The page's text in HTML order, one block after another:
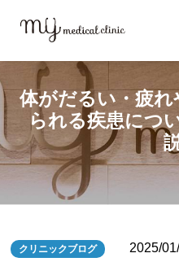
考えられる疾患について医師が詳しく
体がだるい・疲れ
られる疾患につ
クリニックブログ 2025/